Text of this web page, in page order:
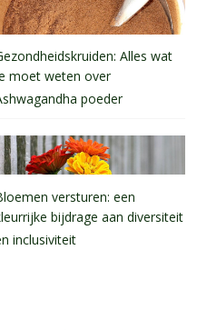
Alles wat
moet weten over
poeder
versturen: een
bijdrage aan diversiteit
inclusiviteit